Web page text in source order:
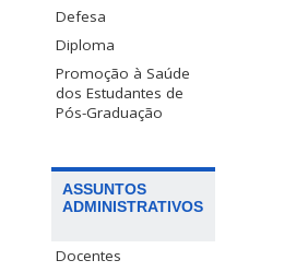
Defesa
Diploma
Promoção à Saúde
dos Estudantes de
Pós-Graduação
ASSUNTOS
ADMINISTRATIVOS
Docentes